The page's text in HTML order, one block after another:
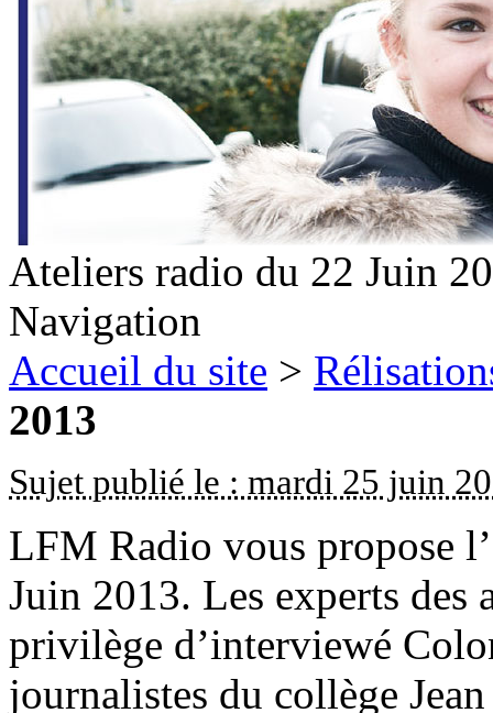
Ateliers radio du 22 Juin
Navigation
Accueil du site >
2013
Sujet publié le : mardi 25 juin
LFM Radio vous propose
Juin 2013. Les experts des
privilège d’interviewé
journalistes du collège